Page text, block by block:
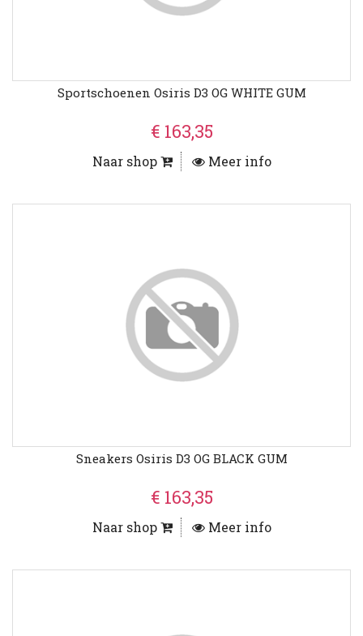
Sportschoenen Osiris D3 OG WHITE GUM
€ 163,35
Naar shop Meer info
Sneakers Osiris D3 OG BLACK GUM
€ 163,35
Naar shop Meer info